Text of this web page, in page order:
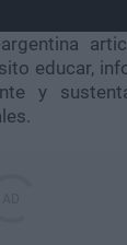
educar,
y